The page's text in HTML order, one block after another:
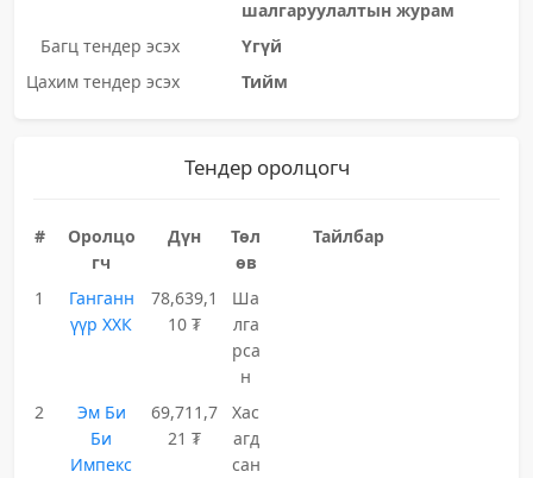
шалгаруулалтын журам
Багц тендер эсэх
Үгүй
Цахим тендер эсэх
Тийм
Тендер оролцогч
#
Оролцо
гч
Дүн
Төл
өв
Тайлбар
1
Ганганн
үүр ХХК
78,639,1
10 ₮
Ша
лга
рса
н
2
Эм Би
Би
Импекс
69,711,7
21 ₮
Хас
агд
сан